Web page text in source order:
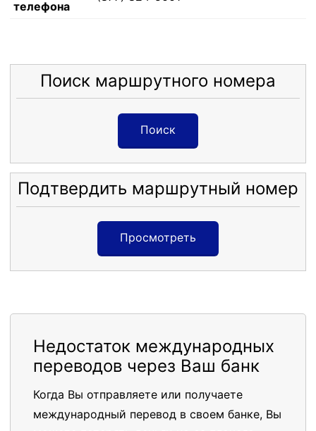
телефона
Поиск маршрутного номера
Поиск
Подтвердить маршрутный номер
Просмотреть
Недостаток международных
переводов через Ваш банк
Когда Вы отправляете или получаете
международный перевод в своем банке, Вы